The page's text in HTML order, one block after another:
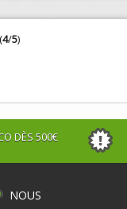
(4/5)
DÈS 500€
NOUS